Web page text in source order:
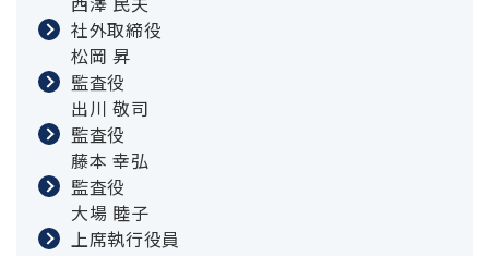
社外取締役
松岡 昇
監査役
出川 敬司
監査役
藤本 幸弘
監査役
大場 睦子
上席執行役員